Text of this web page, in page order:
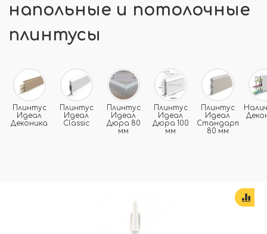
напольные и потолочные
плинтусы
Плинтус
Идеал
Деконика
Плинтус
Идеал
Classic
Плинтус
Идеал
Дюра 80
мм
Плинтус
Идеал
Дюра 100
мм
Плинтус
Идеал
Стандарт
80 мм